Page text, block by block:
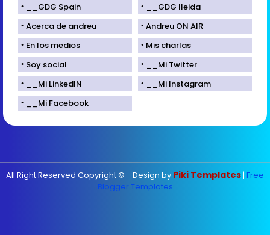
__GDG Spain
__GDG lleida
Acerca de andreu
Andreu ON AIR
En los medios
Mis charlas
Soy social
__Mi Twitter
__Mi LinkedIN
__Mi Instagram
__Mi Facebook
All Right Reserved Copyright © - Design by Piki Templates| Free
Blogger Templates